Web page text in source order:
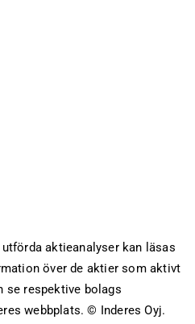
aktieanalyser kan läsas
över de aktier som aktivt
se respektive bolags
webbplats. © Inderes Oyj.